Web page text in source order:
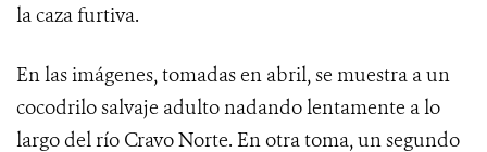
la caza furtiva.
En las imágenes, tomadas en abril, se muestra a un
cocodrilo salvaje adulto nadando lentamente a lo
largo del río Cravo Norte. En otra toma, un segundo